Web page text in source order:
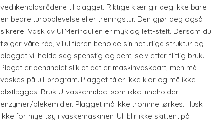
vedlikeholdsrådene til plagget. Riktige klær gir deg ikke bare
en bedre turopplevelse eller treningstur. Den gjør deg også
sikrere. Vask av UllMerinoullen er myk og lett-stelt. Dersom du
følger våre råd, vil ullfibren beholde sin naturlige struktur og
plagget vil holde seg spenstig og pent, selv etter flittig bruk.
Plaget er behandlet slik at det er maskinvaskbart, men må
vaskes på ull-program. Plagget tåler ikke klor og må ikke
bløtlegges. Bruk Ullvaskemiddel som ikke inneholder
enzymer/blekemidler. Plagget må ikke trommeltørkes. Husk
ikke for mye tøy i vaskemaskinen. Ull blir ikke skittent på